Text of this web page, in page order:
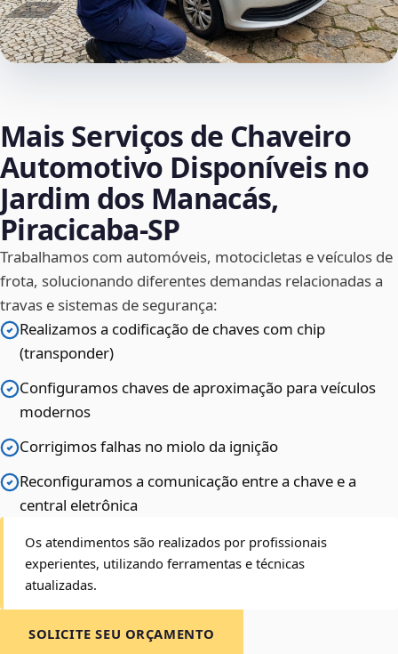
Mais Serviços de Chaveiro
Automotivo Disponíveis no
Jardim dos Manacás,
Piracicaba‑SP
Trabalhamos com automóveis, motocicletas e veículos de
frota, solucionando diferentes demandas relacionadas a
travas e sistemas de segurança:
Realizamos a codificação de chaves com chip
(transponder)
Configuramos chaves de aproximação para veículos
modernos
Corrigimos falhas no miolo da ignição
Reconfiguramos a comunicação entre a chave e a
central eletrônica
Os atendimentos são realizados por profissionais
experientes, utilizando ferramentas e técnicas
atualizadas.
SOLICITE SEU ORÇAMENTO